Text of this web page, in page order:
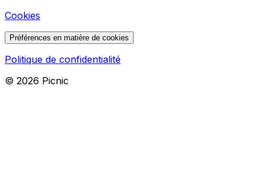
Cookies
Préférences en matière de cookies
Politique de confidentialité
© 2026 Picnic